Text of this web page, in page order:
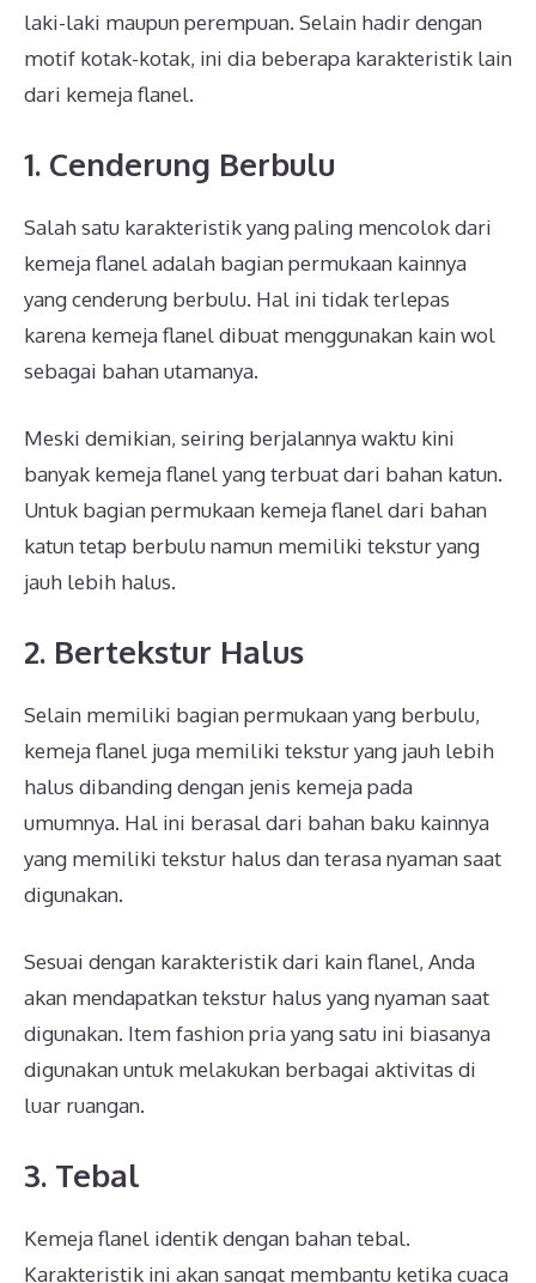
laki-laki maupun perempuan. Selain hadir dengan
motif kotak-kotak, ini dia beberapa karakteristik lain
dari kemeja flanel.
1. Cenderung Berbulu
Salah satu karakteristik yang paling mencolok dari
kemeja flanel adalah bagian permukaan kainnya
yang cenderung berbulu. Hal ini tidak terlepas
karena kemeja flanel dibuat menggunakan kain wol
sebagai bahan utamanya.
Meski demikian, seiring berjalannya waktu kini
banyak kemeja flanel yang terbuat dari bahan katun.
Untuk bagian permukaan kemeja flanel dari bahan
katun tetap berbulu namun memiliki tekstur yang
jauh lebih halus.
2. Bertekstur Halus
Selain memiliki bagian permukaan yang berbulu,
kemeja flanel juga memiliki tekstur yang jauh lebih
halus dibanding dengan jenis kemeja pada
umumnya. Hal ini berasal dari bahan baku kainnya
yang memiliki tekstur halus dan terasa nyaman saat
digunakan.
Sesuai dengan karakteristik dari kain flanel, Anda
akan mendapatkan tekstur halus yang nyaman saat
digunakan. Item fashion pria yang satu ini biasanya
digunakan untuk melakukan berbagai aktivitas di
luar ruangan.
3. Tebal
Kemeja flanel identik dengan bahan tebal.
Karakteristik ini akan sangat membantu ketika cuaca